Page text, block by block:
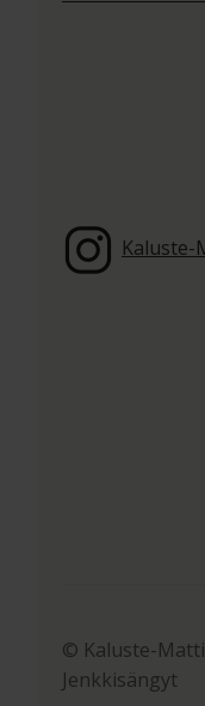
Kaluste-
© Kaluste-
Jenkkisängyt